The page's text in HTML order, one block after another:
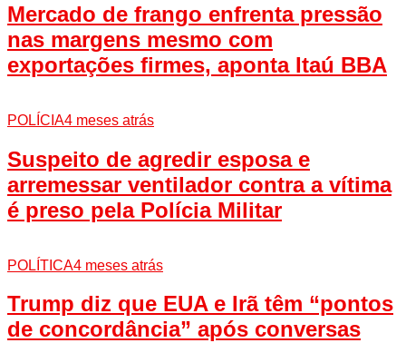
Mercado de frango enfrenta pressão
nas margens mesmo com
exportações firmes, aponta Itaú BBA
POLÍCIA4 meses atrás
Suspeito de agredir esposa e
arremessar ventilador contra a vítima
é preso pela Polícia Militar
POLÍTICA4 meses atrás
Trump diz que EUA e Irã têm “pontos
de concordância” após conversas